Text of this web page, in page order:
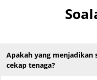
Apakah yang menjadikan
cekap tenaga?